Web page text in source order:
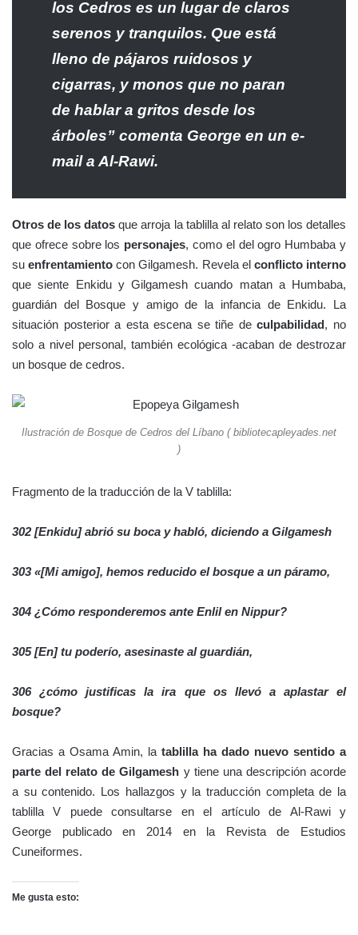
los Cedros es un lugar de claros
serenos y tranquilos. Que está
lleno de pájaros ruidosos y
cigarras, y monos que no paran
de hablar a gritos desde los
árboles” comenta George en un e-
mail a Al-Rawi.
Otros de los datos que arroja la tablilla al relato son los detalles
que ofrece sobre los personajes, como el del ogro Humbaba y
su enfrentamiento con Gilgamesh. Revela el conflicto interno
que siente Enkidu y Gilgamesh cuando matan a Humbaba,
guardián del Bosque y amigo de la infancia de Enkidu. La
situación posterior a esta escena se tiñe deculpabilidad, no
solo a nivel personal, también ecológica -acaban de destrozar
un bosque de cedros.
Ilustración de Bosque de Cedros del Líbano ( bibliotecapleyades.net
)
Fragmento de la traducción de la V tablilla:
302 [Enkidu] abrió su boca y habló, diciendo a Gilgamesh
303 «[Mi amigo], hemos reducido el bosque a un páramo,
304 ¿Cómo responderemos ante Enlil en Nippur?
305 [En] tu poderío, asesinaste al guardián,
306 ¿cómo justificas la ira que os llevó a aplastar el
bosque?
Gracias a Osama Amin, la tablilla ha dado nuevo sentido a
parte del relato de Gilgamesh y tiene una descripción acorde
a su contenido. Los hallazgos y la traducción completa de la
tablilla V puede consultarse en el artículo de Al-Rawi y
George publicado en 2014 en la Revista de Estudios
Cuneiformes.
Me gusta esto: